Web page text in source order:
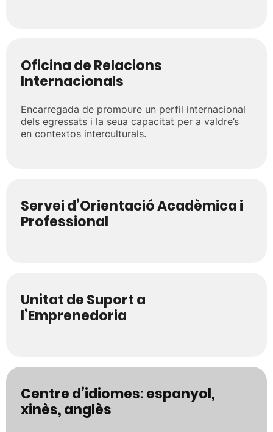
Oficina de Relacions
Internacionals
Encarregada de promoure un perfil internacional
dels egressats i la seua capacitat per a valdre’s
en contextos interculturals.
Servei d’Orientació Acadèmica i
Professional
Unitat de Suport a
l’Emprenedoria
Centre d’idiomes: espanyol,
xinès, anglès